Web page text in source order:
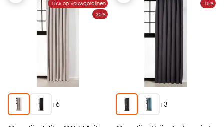
-15% op vouwgordijnen
-30%
+6
-15%
+3